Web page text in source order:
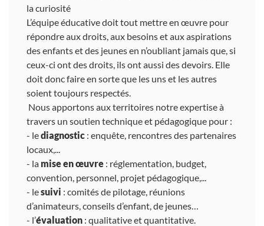
la curiosité
L’équipe éducative doit tout mettre en œuvre pour
répondre aux droits, aux besoins et aux aspirations
des enfants et des jeunes en n’oubliant jamais que, si
ceux-ci ont des droits, ils ont aussi des devoirs. Elle
doit donc faire en sorte que les uns et les autres
soient toujours respectés.
Nous apportons aux territoires notre expertise à
travers un soutien technique et pédagogique pour :
- lediagnostic : enquête, rencontres des partenaires
locaux,...
- la mise en œuvre : réglementation, budget,
convention, personnel, projet pédagogique,...
- lesuivi : comités de pilotage, réunions
d’animateurs, conseils d’enfant, de jeunes…
- l’évaluation : qualitative et quantitative.